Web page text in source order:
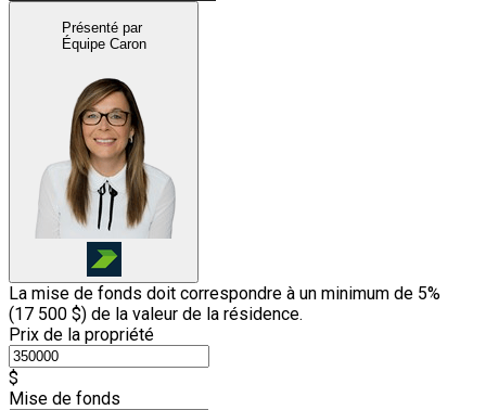
Présenté par
Équipe Caron
La mise de fonds doit correspondre à un minimum de 5%
(17 500 $) de la valeur de la résidence.
Prix de la propriété
$
Mise de fonds